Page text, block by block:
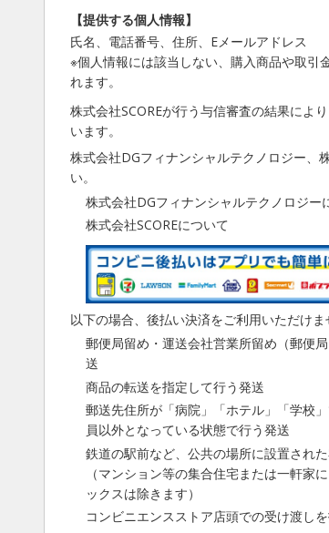
【提供する個人情報】
氏名、電話番号、住所、Eメールアドレス
※個人情報には該当しない、購入商品や取引
れます。
株式会社SCOREが行う与信審査の結果によ
います。
株式会社DGフィナンシャルテクノロジー、
い。
株式会社DGフィナンシャルテクノロジー
株式会社SCOREについて
以下の場合、後払い決済をご利用いただけま
郵便局留め・運送会社営業所留め（郵便
送
商品の転送を指定して行う発送
郵送先住所が「病院」「ホテル」「学校
員以外となっている状態で行う発送
鉄道の駅前など、公共の場所に設置され
（マンション等の集合住宅または一軒家
ックスは除きます）
コンビニエンスストア店頭での受け渡し